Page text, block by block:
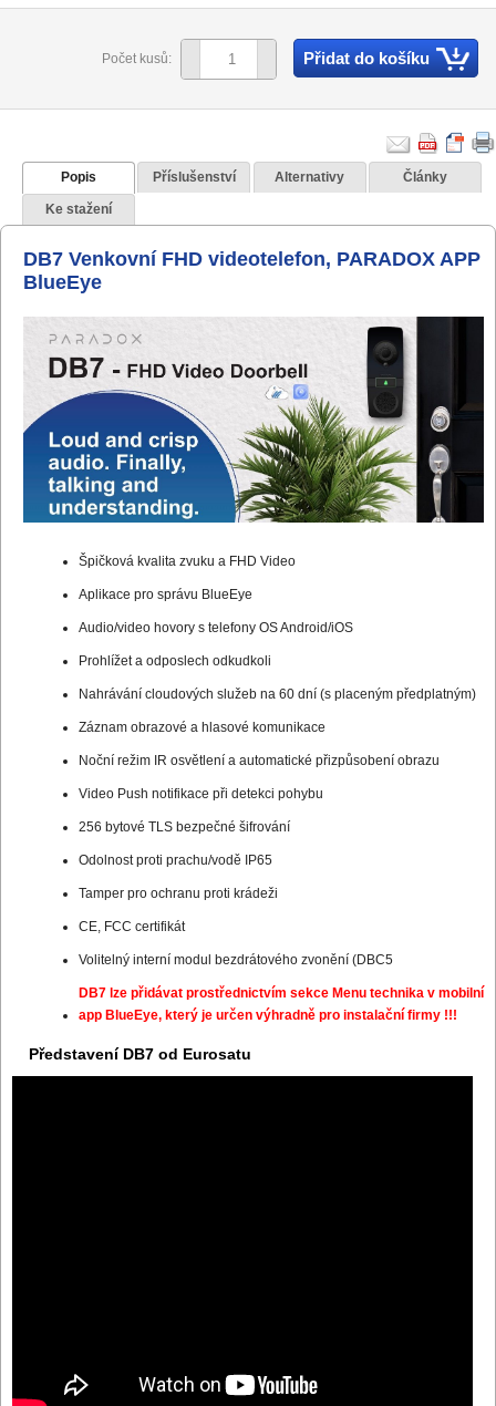
Počet kusů: Přidat do košíku
Popis Příslušenství Alternativy Články
Ke stažení
DB7 Venkovní FHD videotelefon, PARADOX APP
BlueEye
Špičková kvalita zvuku a FHD Video
Aplikace pro správu BlueEye
Audio/video hovory s telefony OS Android/iOS
Prohlížet a odposlech odkudkoli
Nahrávání cloudových služeb na 60 dní (s placeným předplatným)
Záznam obrazové a hlasové komunikace
Noční režim IR osvětlení a automatické přizpůsobení obrazu
Video Push notifikace při detekci pohybu
256 bytové TLS bezpečné šifrování
Odolnost proti prachu/vodě IP65
Tamper pro ochranu proti krádeži
CE, FCC certifikát
Volitelný interní modul bezdrátového zvonění (DBC5
DB7 lze přidávat prostřednictvím sekce Menu technika v mobilní
app BlueEye, který je určen výhradně pro instalační firmy !!!
Představení DB7 od Eurosatu